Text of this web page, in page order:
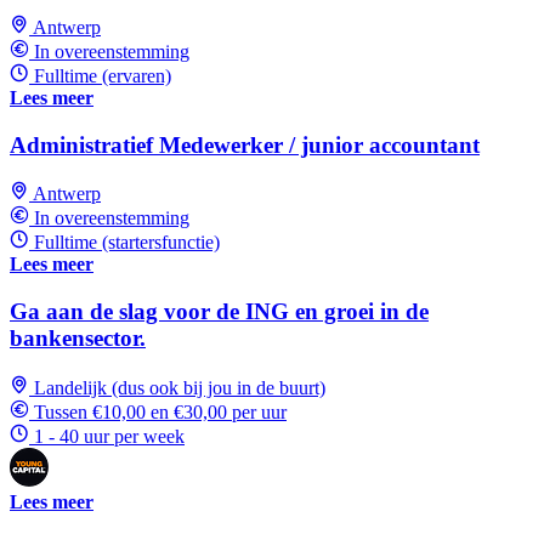
Antwerp
In overeenstemming
Fulltime (ervaren)
Lees meer
Administratief Medewerker / junior accountant
Antwerp
In overeenstemming
Fulltime (startersfunctie)
Lees meer
Ga aan de slag voor de ING en groei in de
bankensector.
Landelijk (dus ook bij jou in de buurt)
Tussen €10,00 en €30,00 per uur
1 - 40 uur per week
Lees meer